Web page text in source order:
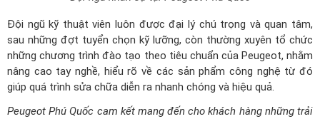
những chương trình đào tạo theo tiêu chuẩn của Peugeot, nhằm
nâng cao tay nghề, hiểu rõ về các sản phẩm công nghệ từ đó
giúp quá trình sửa chữa diễn ra nhanh chóng và hiệu quả.
Peugeot Phú Quốc cam kết mang đến cho khách hàng những trải
nghiệm mua sắm xe ô tô dễ dàng và thuận tiện nhất, hứa hẹn trở
thành người bạn đáng tin cậy trên mọi chuyến hành trình khám